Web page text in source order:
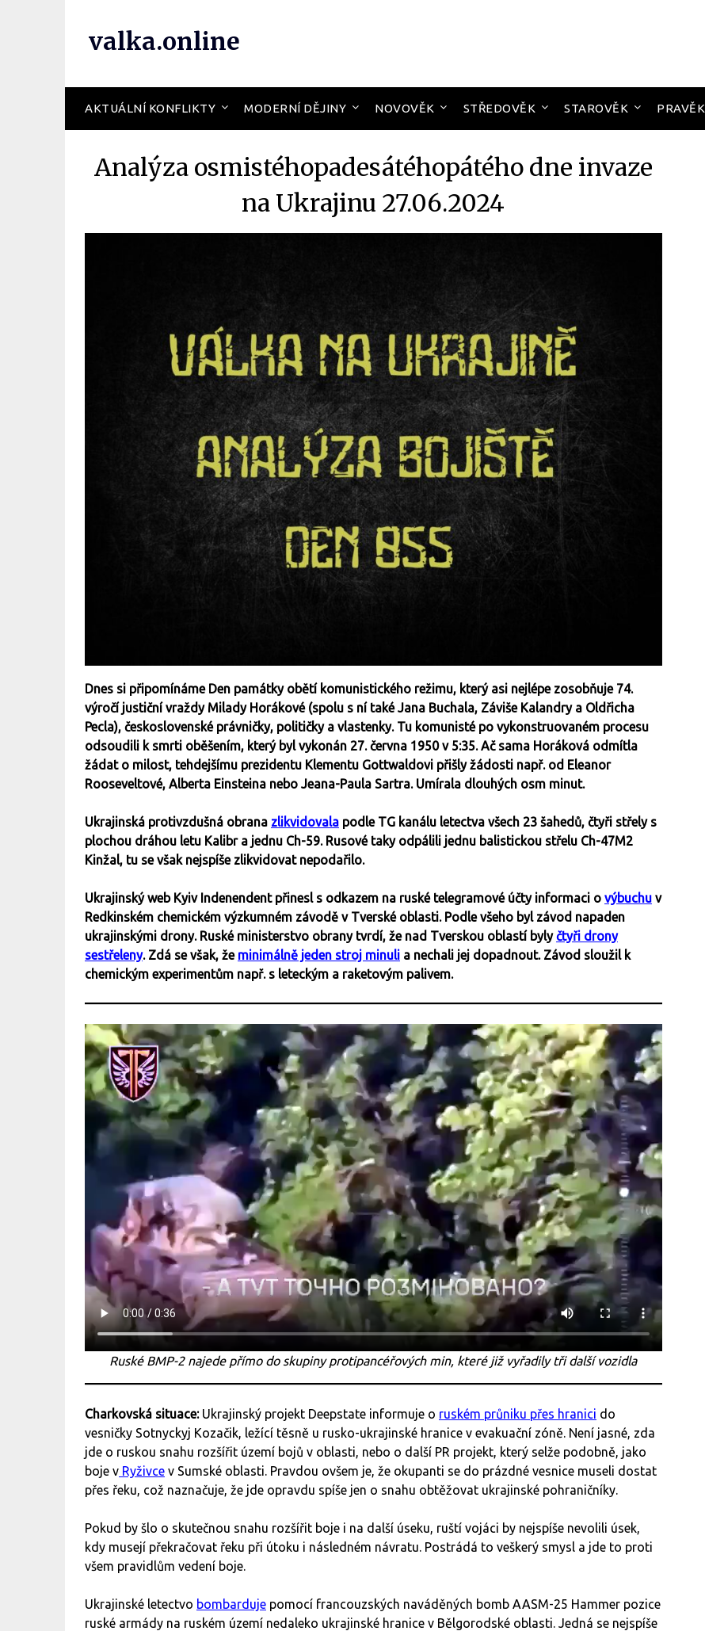
valka.online
AKTUÁLNÍ KONFLIKTY MODERNÍ DĚJINY NOVOVĚK STŘEDOVĚK STAROVĚK PRAVĚK
Analýza osmistéhopadesátéhopátého dne invaze
na Ukrajinu 27.06.2024
Dnes si připomínáme Den památky obětí komunistického režimu, který asi nejlépe zosobňuje 74.
výročí justiční vraždy Milady Horákové (spolu s ní také Jana Buchala, Záviše Kalandry a Oldřicha
Pecla), československé právničky, političky a vlastenky. Tu komunisté po vykonstruovaném procesu
odsoudili k smrti oběšením, který byl vykonán 27. června 1950 v 5:35. Ač sama Horáková odmítla
žádat o milost, tehdejšímu prezidentu Klementu Gottwaldovi přišly žádosti např. od Eleanor
Rooseveltové, Alberta Einsteina nebo Jeana-Paula Sartra. Umírala dlouhých osm minut.
Ukrajinská protivzdušná obrana zlikvidovala podle TG kanálu letectva všech 23 šahedů, čtyři střely s
plochou dráhou letu Kalibr a jednu Ch-59. Rusové taky odpálili jednu balistickou střelu Ch-47M2
Kinžal, tu se však nejspíše zlikvidovat nepodařilo.
Ukrajinský web Kyiv Indenendent přinesl s odkazem na ruské telegramové účty informaci o výbuchu v
Redkinském chemickém výzkumném závodě v Tverské oblasti. Podle všeho byl závod napaden
ukrajinskými drony. Ruské ministerstvo obrany tvrdí, že nad Tverskou oblastí bylyčtyři drony
sestřeleny. Zdá se však, že minimálně jeden stroj minuli a nechali jej dopadnout. Závod sloužil k
chemickým experimentům např. s leteckým a raketovým palivem.
Ruské BMP-2 najede přímo do skupiny protipancéřových min, které již vyřadily tři další vozidla
Charkovská situace: Ukrajinský projekt Deepstate informuje o ruském průniku přes hranici do
vesničky Sotnyckyj Kozačik, ležící těsně u rusko-ukrajinské hranice v evakuační zóně. Není jasné, zda
jde o ruskou snahu rozšířit území bojů v oblasti, nebo o další PR projekt, který selže podobně, jako
boje v Ryživce v Sumské oblasti. Pravdou ovšem je, že okupanti se do prázdné vesnice museli dostat
přes řeku, což naznačuje, že jde opravdu spíše jen o snahu obtěžovat ukrajinské pohraničníky.
Pokud by šlo o skutečnou snahu rozšířit boje i na další úseku, ruští vojáci by nejspíše nevolili úsek,
kdy musejí překračovat řeku při útoku i následném návratu. Postrádá to veškerý smysl a jde to proti
všem pravidlům vedení boje.
Ukrajinské letectvo bombarduje pomocí francouzských naváděných bomb AASM-25 Hammer pozice
ruské armády na ruském území nedaleko ukrajinské hranice v Bělgorodské oblasti. Jedná se nejspíše